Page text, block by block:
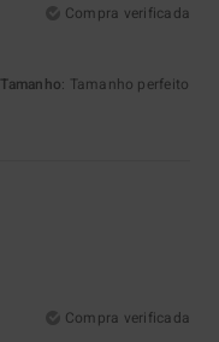
Compra verificada
Tamanho: Tamanho perfeito
Compra verificada